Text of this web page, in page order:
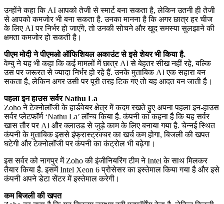
उन्होंने कहा कि AI आपको तेजी से स्मार्ट बना सकता है, लेकिन उतनी ही तेजी
से आपको कमजोर भी बना सकता है. उनका मानना है कि अगर छात्र हर चीज
के लिए AI पर निर्भर हो जाएंगे, तो उनकी सोचने और खुद समस्या सुलझाने की
क्षमता कमजोर हो सकती है।
पीएम मोदी ने पीएमओ ऑफिशियल अकाउंट से इसे शेयर भी किया है.
वेम्बु ने यह भी कहा कि कई मामलों में छात्र AI से बेहतर सीख नहीं रहे, बल्कि
उस पर जरूरत से ज्यादा निर्भर हो रहे हैं. उनके मुताबिक AI एक सहारा बन
सकता है, लेकिन अगर उसी पर पूरी तरह टिक गए तो यह आदत बन जाती है।
पहला इन हाउस सर्वर Nathu La
Zoho ने टेक्नोलॉजी के हार्डवेयर क्षेत्र में कदम रखते हुए अपना पहला इन-हाउस
सर्वर प्लेटफॉर्म ‘Nathu La’ लॉन्च किया है. कंपनी का कहना है कि यह सर्वर
खास तौर पर AI और क्लाउड से जुड़े काम के लिए बनाया गया है. चेन्नई स्थित
कंपनी के मुताबिक इससे इंफ्रास्ट्रक्चर का खर्च कम होगा, बिजली की खपत
घटेगी और टेक्नोलॉजी पर कंपनी का कंट्रोल भी बढ़ेगा।
इस सर्वर को नागपुर में Zoho की इंजीनियरिंग टीम ने Intel के साथ मिलकर
तैयार किया है. इसमें Intel Xeon 6 प्रोसेसर का इस्तेमाल किया गया है और इसे
कंपनी अपने डेटा सेंटर में इस्तेमाल करेगी।
कम बिजली की खपत